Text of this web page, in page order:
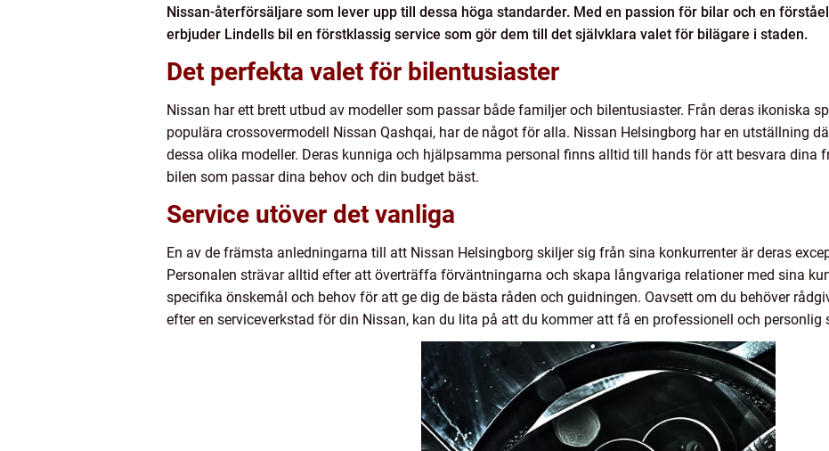
Nissan-återförsäljare som lever upp till dessa höga standarder. Med en passion för bilar och en
erbjuder Lindells bil en förstklassig service som gör dem till det självklara valet för bilägare i staden.
Det perfekta valet för bilentusiaster
Nissan har ett brett utbud av modeller som passar både familjer och bilentusiaster. Från deras ikoniska
populära crossovermodell Nissan Qashqai, har de något för alla. Nissan Helsingborg har en utställning
dessa olika modeller. Deras kunniga och hjälpsamma personal finns alltid till hands för att besvara dina
bilen som passar dina behov och din budget bäst.
Service utöver det vanliga
En av de främsta anledningarna till att Nissan Helsingborg skiljer sig från sina konkurrenter är deras
Personalen strävar alltid efter att överträffa förväntningarna och skapa långvariga relationer med sina
specifika önskemål och behov för att ge dig de bästa råden och guidningen. Oavsett om du behöver
efter en serviceverkstad för din Nissan, kan du lita på att du kommer att få en professionell och personlig